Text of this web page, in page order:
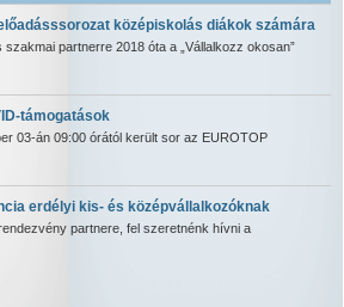
középiskolás diákok számára
partnerre 2018 óta a „Vállalkozz okosan”
támogatások
03-án 09:00 órától került sor az EUROTOP
erdélyi kis- és középvállalkozóknak
partnere, fel szeretnénk hívni a